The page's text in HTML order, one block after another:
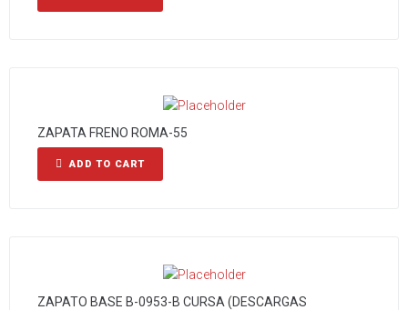
ZAPATA FRENO ROMA-55
ADD TO CART
ZAPATO BASE B-0953-B CURSA (DESCARGAS